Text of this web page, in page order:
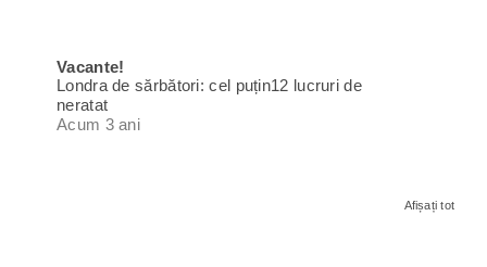
Vacante!
Londra de sărbători: cel puțin12 lucruri de
neratat
Acum 3 ani
Afișați tot